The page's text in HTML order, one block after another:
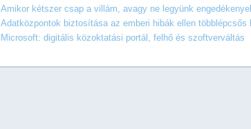
Amikor kétszer csap a villám, avagy ne legyünk
Adatközpontok biztosítása az emberi hibák ellen
Microsoft: digitális közoktatási portál, felhő és szoftverváltás